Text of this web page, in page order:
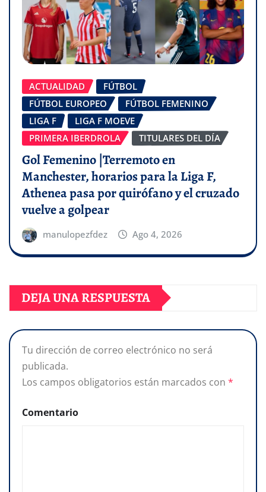
ACTUALIDAD
FÚTBOL
FÚTBOL EUROPEO
FÚTBOL FEMENINO
LIGA F
LIGA F MOEVE
PRIMERA IBERDROLA
TITULARES DEL DÍA
Gol Femenino |Terremoto en
Manchester, horarios para la Liga F,
Athenea pasa por quirófano y el cruzado
vuelve a golpear
manulopezfdez Ago 4, 2026
DEJA UNA RESPUESTA
Tu dirección de correo electrónico no será
publicada.
Los campos obligatorios están marcados con *
Comentario